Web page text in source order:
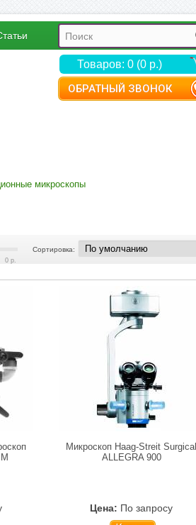
ОБРАТНЫЙ ЗВОНОК
Товаров: 0 (0 р.)
микроскопы
Сортировка:
0 р.
Микроскоп Haag-Streit Surgical
ALLEGRA 900
Цена: По запросу